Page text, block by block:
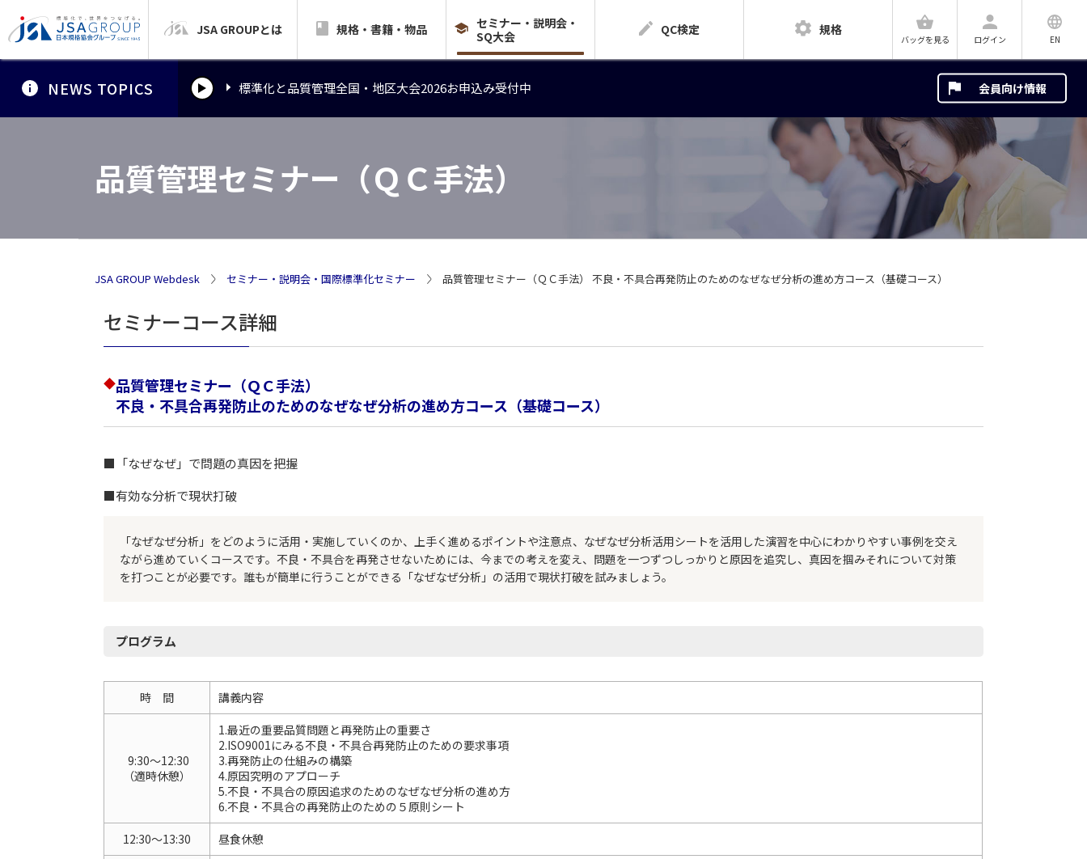
JSA GROUPとは 規格・書籍・物品
セミナー・説明会・
SQ大会
QC検定 規格
バッグを見る ログイン EN
NEWS TOPICS
標準化と品質管理全国・地区大会2026お申込み受付中
標準化と品質管理全国・地区大会2026お申込み受付中 会員向け情報
品質管理セミナー（ＱＣ手法）
JSA GROUP Webdesk セミナー・説明会・国際標準化セミナー 品質管理セミナー（ＱＣ手法） 不良・不具合再発防止のためのなぜなぜ分析の進め方コース（基礎コース）
セミナーコース詳細
◆品質管理セミナー（ＱＣ手法）
不良・不具合再発防止のためのなぜなぜ分析の進め方コース（基礎コース）
■「なぜなぜ」で問題の真因を把握
■有効な分析で現状打破
「なぜなぜ分析」をどのように活用・実施していくのか、上手く進めるポイントや注意点、なぜなぜ分析活用シートを活用した演習を中心にわかりやすい事例を交え
ながら進めていくコースです。不良・不具合を再発させないためには、今までの考えを変え、問題を一つずつしっかりと原因を追究し、真因を掴みそれについて対策
を打つことが必要です。誰もが簡単に行うことができる「なぜなぜ分析」の活用で現状打破を試みましょう。
プログラム
時 間 講義内容
9:30～12:30
（適時休憩）
1.最近の重要品質問題と再発防止の重要さ
2.ISO9001にみる不良・不具合再発防止のための要求事項
3.再発防止の仕組みの構築
4.原因究明のアプローチ
5.不良・不具合の原因追求のためのなぜなぜ分析の進め方
6.不良・不具合の再発防止のための５原則シート
12:30～13:30
昼食休憩